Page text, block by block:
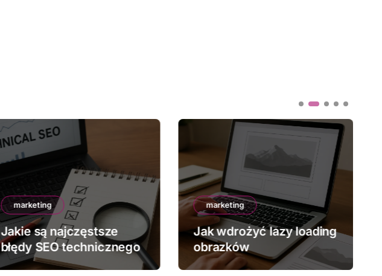
marketing
Jakie są najczęstsze
błędy SEO technicznego
marketing
Jak wdrożyć lazy loading
obrazków